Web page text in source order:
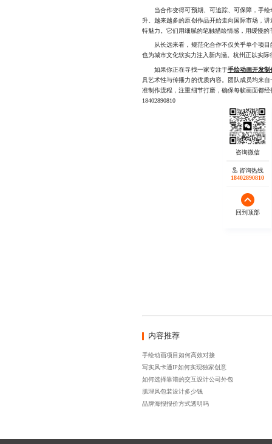
当合作变得可预期、可追踪、可保障，手绘
升。越来越多的原创作品开始走向国际市场，
特魅力。它们用细腻的笔触描绘情感，用缓慢
从长远来看，规范化合作不仅关乎单个项目
也为城市文化软实力注入新内涵。杭州正以实
如果你正在寻找一家专注于手绘动画开发制
具艺术性与传播力的优质内容。团队成员均来
准制作流程，注重细节打磨，确保每帧画面都
18402890810
内容推荐
手绘动画项目如何高效对接
写实风卡通IP如何实现独家创意
如何选择靠谱的交互设计公司外包
肌理风包装设计多少钱
品牌海报报价方式透明吗
咨询热线
18402890810
回到顶部